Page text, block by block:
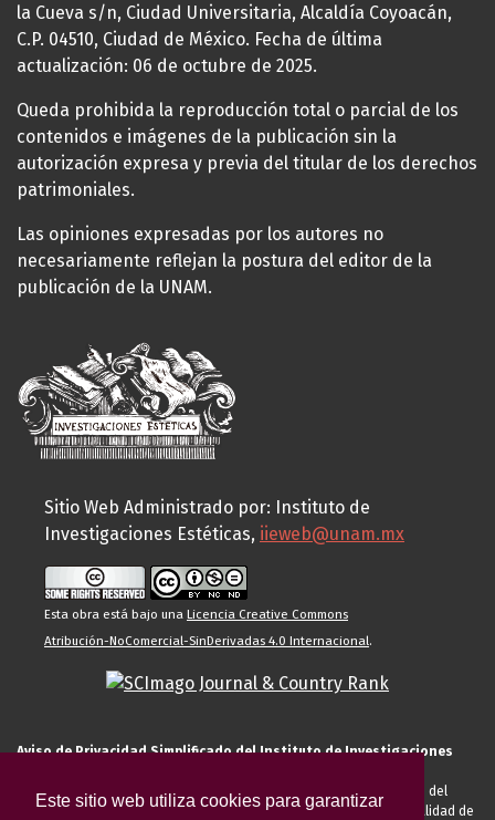
Este sitio web utiliza cookies para garantizar
la Cueva s/n, Ciudad Universitaria, Alcaldía Coyoacán,
C.P. 04510, Ciudad de México. Fecha de última
actualización: 06 de octubre de 2025.
Queda prohibida la reproducción total o parcial de los
contenidos e imágenes de la publicación sin la
autorización expresa y previa del titular de los derechos
patrimoniales.
Las opiniones expresadas por los autores no
necesariamente reflejan la postura del editor de la
publicación de la UNAM.
Sitio Web Administrado por: Instituto de
Investigaciones Estéticas, iieweb@unam.mx
Esta obra está bajo una Licencia Creative Commons
Atribución-NoComercial-SinDerivadas 4.0 Internacional.
Aviso de Privacidad Simplificado del Instituto de Investigaciones
El Instituto de Investigaciones Estéticas de la UNAM, es responsable del
tratamiento de sus datos personales para el registro de usted en calidad de